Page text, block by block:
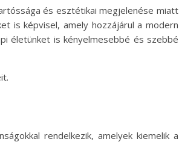
és esztétikai megjelenése miatt
is képvisel, amely hozzájárul a modern
életünket is kényelmesebbé és szebbé
rendelkezik, amelyek kiemelik a